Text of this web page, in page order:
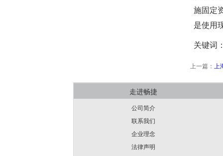
施固定
是使用
关键词
上一篇： 上
走进畅捷
公司简介
联系我们
企业理念
法律声明